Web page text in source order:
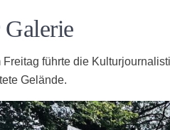
Freitag führte die
Gelände.